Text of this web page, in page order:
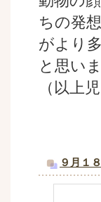
ちの発
がより
と思いま
（以上
９月１